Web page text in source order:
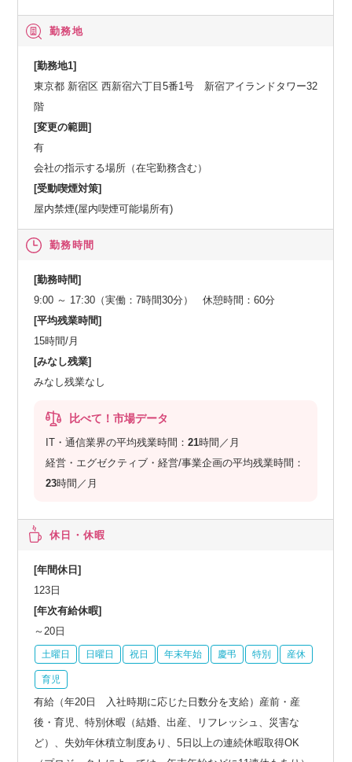
勤務地
[勤務地1]
東京都 新宿区 西新宿六丁目5番1号 新宿アイランドタワー32
階
[変更の範囲]
有
会社の指示する場所（在宅勤務含む）
[受動喫煙対策]
屋内禁煙(屋内喫煙可能場所有)
勤務時間
[勤務時間]
9:00 ～ 17:30（実働：7時間30分） 休憩時間：60分
[平均残業時間]
15時間/月
[みなし残業]
みなし残業なし
比べて！市場データ
IT・通信業界の平均残業時間：21時間／月
経営・エグゼクティブ・経営/事業企画の平均残業時間：
23時間／月
休日・休暇
[年間休日]
123日
[年次有給休暇]
～20日
土曜日 日曜日 祝日 年末年始 慶弔 特別 産休
育児
有給（年20日 入社時期に応じた日数分を支給）産前・産
後・育児、特別休暇（結婚、出産、リフレッシュ、災害な
ど）、失効年休積立制度あり、5日以上の連続休暇取得OK